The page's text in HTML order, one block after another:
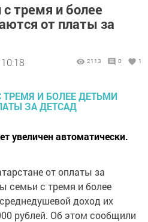
тремя и более
от платы за
2113 0 1
увеличен автоматически.
от оплаты за
семьи с тремя и более
доход их
рублей. Об этом сообщили